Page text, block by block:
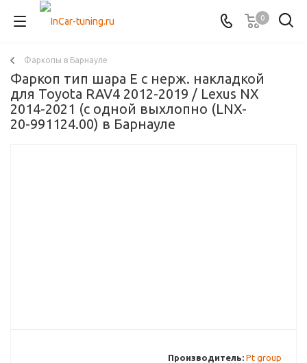
0
Фаркопы в Барнауле
Фаркоп тип шара E с нерж. накладкой
для Toyota RAV4 2012-2019 / Lexus NX
2014-2021 (с одной выхлопно (LNX-
20-991124.00) в Барнауле
Производитель: Pt group